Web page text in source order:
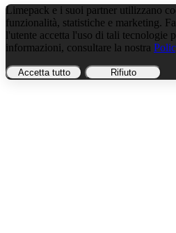
Limepack e i suoi partner utilizzano
funzionalità, statistiche e marketing.
l'utente accetta l'uso di tali tecnologie
informazioni, consultare la nostra
Accetta tutto Rifiuto